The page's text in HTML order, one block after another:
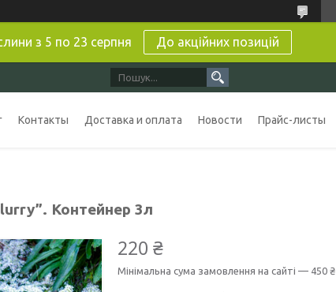
з 5 по 23 серпня До акційних позицій
Контакты Доставка и оплата Новости Прайс-листы
Контейнер 3л
220 ₴
Мінімальна сума замовлення на сайті — 450 ₴